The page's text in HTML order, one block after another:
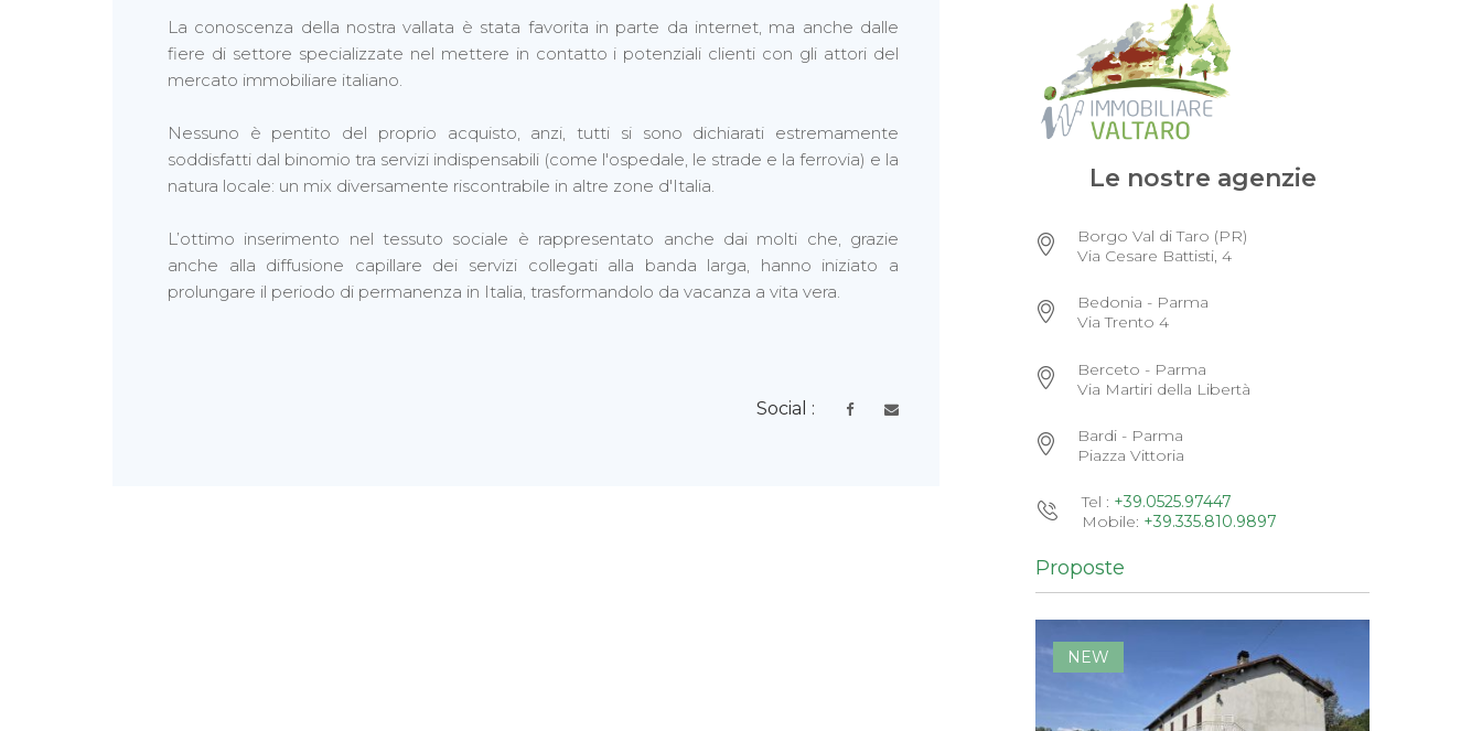
La conoscenza della nostra vallata è stata favorita in parte da internet, ma anche dalle
fiere di settore specializzate nel mettere in contatto i potenziali clienti con gli attori del
mercato immobiliare italiano.
Nessuno è pentito del proprio acquisto, anzi, tutti si sono dichiarati estremamente
soddisfatti dal binomio tra servizi indispensabili (come l'ospedale, le strade e la ferrovia) e la
natura locale: un mix diversamente riscontrabile in altre zone d'Italia.
L’ottimo inserimento nel tessuto sociale è rappresentato anche dai molti che, grazie
anche alla diffusione capillare dei servizi collegati alla banda larga, hanno iniziato a
prolungare il periodo di permanenza in Italia, trasformandolo da vacanza a vita vera.
Social :
Le nostre agenzie
Borgo Val di Taro (PR)
Via Cesare Battisti, 4
Bedonia - Parma
Via Trento 4
Berceto - Parma
Via Martiri della Libertà
Bardi - Parma
Piazza Vittoria
Tel : +39.0525.97447
Mobile: +39.335.810.9897
Proposte
NEW